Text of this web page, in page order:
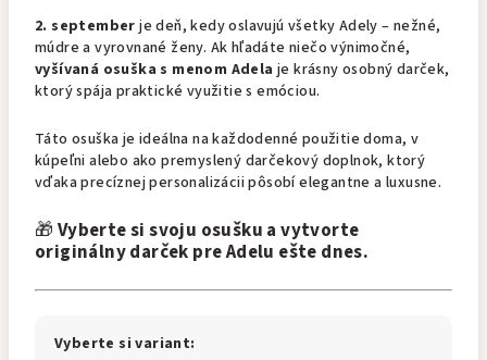
2. september je deň, kedy oslavujú všetky Adely – nežné,
múdre a vyrovnané ženy. Ak hľadáte niečo výnimočné,
vyšívaná osuška s menom Adela je krásny osobný darček,
ktorý spája praktické využitie s emóciou.
Táto osuška je ideálna na každodenné použitie doma, v
kúpeľni alebo ako premyslený darčekový doplnok, ktorý
vďaka precíznej personalizácii pôsobí elegantne a luxusne.
🎁 Vyberte si svoju osušku a vytvorte
originálny darček pre Adelu ešte dnes.
Vyberte si variant: